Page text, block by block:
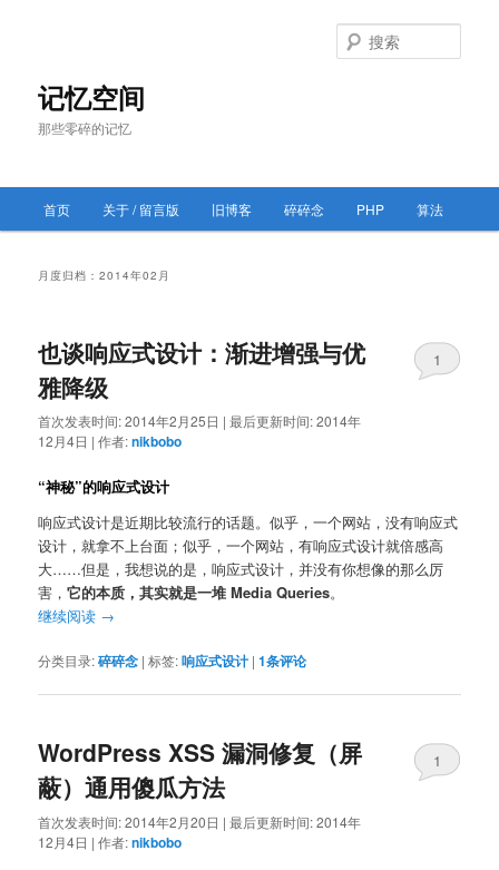
记忆空间
那些零碎的记忆
索
跳
内
容
区
域
跳
内
容
区
域
首页 关于 / 留言版 旧博客 碎碎念 PHP 算法
月度归档：2014年02月
也谈响应式设计：渐进增强与优
雅降级
首次发表时间:2014年2月25日 |最后更新时间:2014年
12月4日 |作者:nikbobo
1
“神秘”的响应式设计
响应式设计是近期比较流行的话题。似乎，一个网站，没有响应式
设计，就拿不上台面；似乎，一个网站，有响应式设计就倍感高
大……但是，我想说的是，响应式设计，并没有你想像的那么厉
害，它的本质，其实就是一堆 Media Queries。
继续阅读 →
分类目录:碎碎念 |标签:响应式设计 |1条评论
WordPress XSS 漏洞修复（屏
蔽）通用傻瓜方法
首次发表时间:2014年2月20日 |最后更新时间:2014年
12月4日 |作者:nikbobo
1